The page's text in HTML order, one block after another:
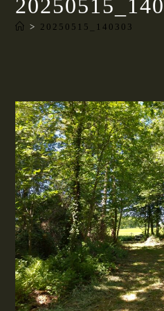
> 20250515_140303